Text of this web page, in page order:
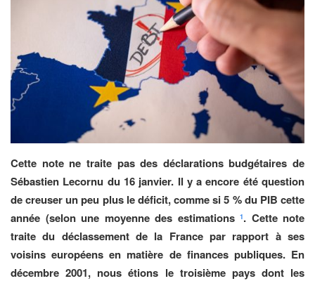
Cette note ne traite pas des déclarations budgétaires de
Sébastien Lecornu du 16 janvier. Il y a encore été question
de creuser un peu plus le déficit, comme si 5 % du PIB cette
année (selon une moyenne des estimations 1. Cette note
traite du déclassement de la France par rapport à ses
voisins européens en matière de finances publiques. En
décembre 2001, nous étions le troisième pays dont les